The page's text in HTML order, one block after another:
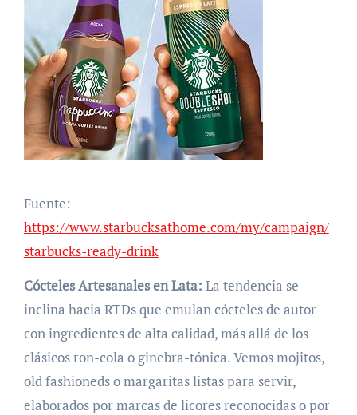
Fuente:
https://www.starbucksathome.com/my/campaign/
starbucks-ready-drink
Cócteles Artesanales en Lata: La tendencia se
inclina hacia RTDs que emulan cócteles de autor
con ingredientes de alta calidad, más allá de los
clásicos ron-cola o ginebra-tónica. Vemos mojitos,
old fashioneds o margaritas listas para servir,
elaborados por marcas de licores reconocidas o por